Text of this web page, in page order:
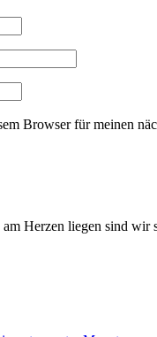
Browser für meinen
Herzen liegen sind wir